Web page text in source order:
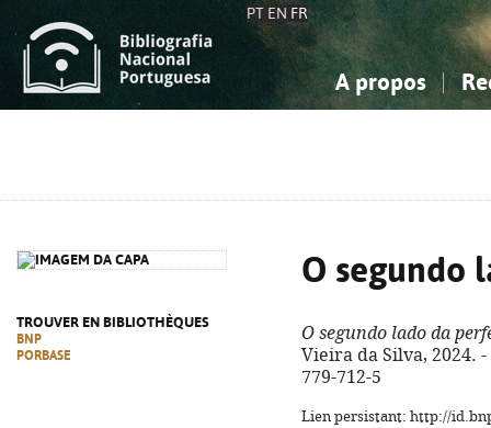
PT EN FR
A propos
TROUVER EN BIBLIOTHÈQUES
BNP
PORBASE
O segundo
O segundo lado da
Vieira da Silva, 2024. -
779-712-5
Lien persistant: http://